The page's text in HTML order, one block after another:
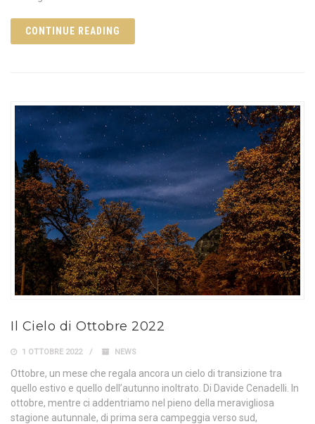
CONTINUE READING
Il Cielo di Ottobre 2022
1 OTTOBRE 2022 NEWS
Ottobre, un mese che regala ancora un cielo di transizione tra
quello estivo e quello dell’autunno inoltrato. Di Davide Cenadelli. In
ottobre, mentre ci addentriamo nel pieno della meravigliosa
stagione autunnale, di prima sera campeggia verso sud,